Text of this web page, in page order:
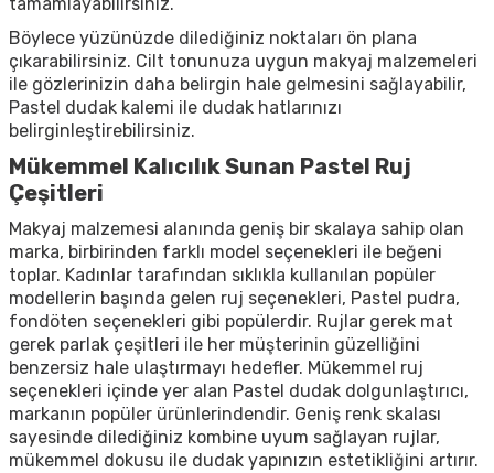
Böylece yüzünüzde dilediğiniz noktaları ön plana
çıkarabilirsiniz. Cilt tonunuza uygun makyaj malzemeleri
ile gözlerinizin daha belirgin hale gelmesini sağlayabilir,
Pastel dudak kalemi ile dudak hatlarınızı
belirginleştirebilirsiniz.
Mükemmel Kalıcılık Sunan Pastel Ruj
Çeşitleri
Makyaj malzemesi alanında geniş bir skalaya sahip olan
marka, birbirinden farklı model seçenekleri ile beğeni
toplar. Kadınlar tarafından sıklıkla kullanılan popüler
modellerin başında gelen ruj seçenekleri, Pastel pudra,
fondöten seçenekleri gibi popülerdir. Rujlar gerek mat
gerek parlak çeşitleri ile her müşterinin güzelliğini
benzersiz hale ulaştırmayı hedefler. Mükemmel ruj
seçenekleri içinde yer alan Pastel dudak dolgunlaştırıcı,
markanın popüler ürünlerindendir. Geniş renk skalası
sayesinde dilediğiniz kombine uyum sağlayan rujlar,
mükemmel dokusu ile dudak yapınızın estetikliğini artırır.